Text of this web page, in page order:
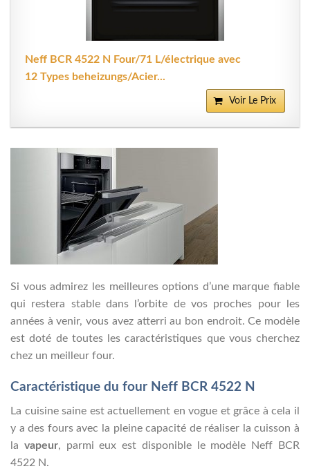
Neff BCR 4522 N Four/71 L/électrique avec
12 Types beheizungs/Acier...
Voir Le Prix
Si vous admirez les meilleures options d’une marque fiable
qui restera stable dans l’orbite de vos proches pour les
années à venir, vous avez atterri au bon endroit. Ce modèle
est doté de toutes les caractéristiques que vous cherchez
chez un meilleur four.
Caractéristique du four Neff BCR 4522 N
La cuisine saine est actuellement en vogue et grâce à cela il
y a des fours avec la pleine capacité de réaliser la cuisson à
la vapeur, parmi eux est disponible le modèle Neff BCR
4522 N.